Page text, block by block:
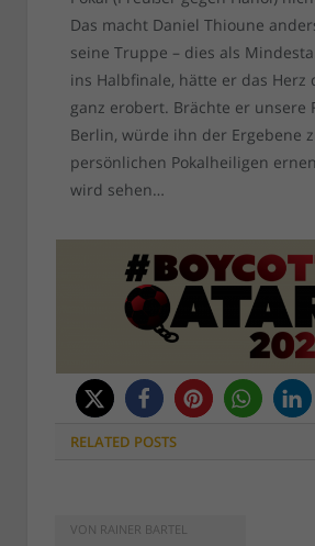
Das macht Daniel Thioune
seine Truppe – dies als
ins Halbfinale, hätte er das Herz
ganz erobert. Brächte er unsere
Berlin, würde ihn der Ergebene
persönlichen Pokalheiligen
wird sehen…
RELATED POSTS
VON RAINER BARTEL